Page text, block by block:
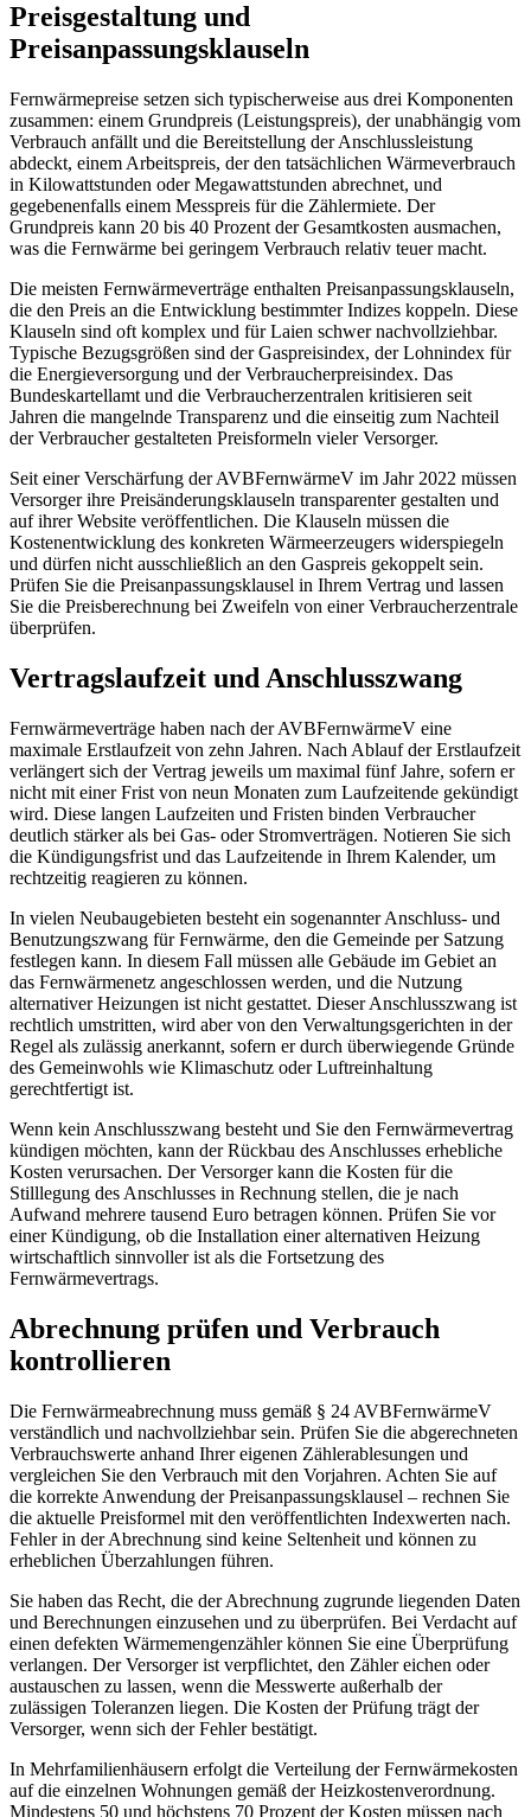
Preisgestaltung und
Preisanpassungsklauseln
Fernwärmepreise setzen sich typischerweise aus drei Komponenten
zusammen: einem Grundpreis (Leistungspreis), der unabhängig vom
Verbrauch anfällt und die Bereitstellung der Anschlussleistung
abdeckt, einem Arbeitspreis, der den tatsächlichen Wärmeverbrauch
in Kilowattstunden oder Megawattstunden abrechnet, und
gegebenenfalls einem Messpreis für die Zählermiete. Der
Grundpreis kann 20 bis 40 Prozent der Gesamtkosten ausmachen,
was die Fernwärme bei geringem Verbrauch relativ teuer macht.
Die meisten Fernwärmeverträge enthalten Preisanpassungsklauseln,
die den Preis an die Entwicklung bestimmter Indizes koppeln. Diese
Klauseln sind oft komplex und für Laien schwer nachvollziehbar.
Typische Bezugsgrößen sind der Gaspreisindex, der Lohnindex für
die Energieversorgung und der Verbraucherpreisindex. Das
Bundeskartellamt und die Verbraucherzentralen kritisieren seit
Jahren die mangelnde Transparenz und die einseitig zum Nachteil
der Verbraucher gestalteten Preisformeln vieler Versorger.
Seit einer Verschärfung der AVBFernwärmeV im Jahr 2022 müssen
Versorger ihre Preisänderungsklauseln transparenter gestalten und
auf ihrer Website veröffentlichen. Die Klauseln müssen die
Kostenentwicklung des konkreten Wärmeerzeugers widerspiegeln
und dürfen nicht ausschließlich an den Gaspreis gekoppelt sein.
Prüfen Sie die Preisanpassungsklausel in Ihrem Vertrag und lassen
Sie die Preisberechnung bei Zweifeln von einer Verbraucherzentrale
überprüfen.
Vertragslaufzeit und Anschlusszwang
Fernwärmeverträge haben nach der AVBFernwärmeV eine
maximale Erstlaufzeit von zehn Jahren. Nach Ablauf der Erstlaufzeit
verlängert sich der Vertrag jeweils um maximal fünf Jahre, sofern er
nicht mit einer Frist von neun Monaten zum Laufzeitende gekündigt
wird. Diese langen Laufzeiten und Fristen binden Verbraucher
deutlich stärker als bei Gas- oder Stromverträgen. Notieren Sie sich
die Kündigungsfrist und das Laufzeitende in Ihrem Kalender, um
rechtzeitig reagieren zu können.
In vielen Neubaugebieten besteht ein sogenannter Anschluss- und
Benutzungszwang für Fernwärme, den die Gemeinde per Satzung
festlegen kann. In diesem Fall müssen alle Gebäude im Gebiet an
das Fernwärmenetz angeschlossen werden, und die Nutzung
alternativer Heizungen ist nicht gestattet. Dieser Anschlusszwang ist
rechtlich umstritten, wird aber von den Verwaltungsgerichten in der
Regel als zulässig anerkannt, sofern er durch überwiegende Gründe
des Gemeinwohls wie Klimaschutz oder Luftreinhaltung
gerechtfertigt ist.
Wenn kein Anschlusszwang besteht und Sie den Fernwärmevertrag
kündigen möchten, kann der Rückbau des Anschlusses erhebliche
Kosten verursachen. Der Versorger kann die Kosten für die
Stilllegung des Anschlusses in Rechnung stellen, die je nach
Aufwand mehrere tausend Euro betragen können. Prüfen Sie vor
einer Kündigung, ob die Installation einer alternativen Heizung
wirtschaftlich sinnvoller ist als die Fortsetzung des
Fernwärmevertrags.
Abrechnung prüfen und Verbrauch
kontrollieren
Die Fernwärmeabrechnung muss gemäß § 24 AVBFernwärmeV
verständlich und nachvollziehbar sein. Prüfen Sie die abgerechneten
Verbrauchswerte anhand Ihrer eigenen Zählerablesungen und
vergleichen Sie den Verbrauch mit den Vorjahren. Achten Sie auf
die korrekte Anwendung der Preisanpassungsklausel – rechnen Sie
die aktuelle Preisformel mit den veröffentlichten Indexwerten nach.
Fehler in der Abrechnung sind keine Seltenheit und können zu
erheblichen Überzahlungen führen.
Sie haben das Recht, die der Abrechnung zugrunde liegenden Daten
und Berechnungen einzusehen und zu überprüfen. Bei Verdacht auf
einen defekten Wärmemengenzähler können Sie eine Überprüfung
verlangen. Der Versorger ist verpflichtet, den Zähler eichen oder
austauschen zu lassen, wenn die Messwerte außerhalb der
zulässigen Toleranzen liegen. Die Kosten der Prüfung trägt der
Versorger, wenn sich der Fehler bestätigt.
In Mehrfamilienhäusern erfolgt die Verteilung der Fernwärmekosten
auf die einzelnen Wohnungen gemäß der Heizkostenverordnung.
Mindestens 50 und höchstens 70 Prozent der Kosten müssen nach